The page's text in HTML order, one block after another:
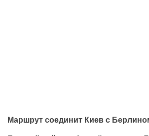
Маршрут соединит Киев с